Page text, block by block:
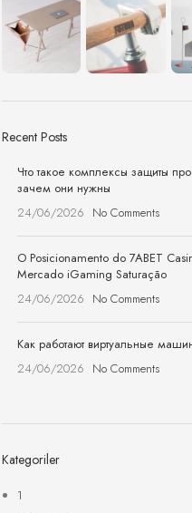
Recent Posts
Что такое комплексы защиты
зачем они нужны
24/06/2026 No Comments
O Posicionamento do 7ABET
Mercado iGaming Saturação
24/06/2026 No Comments
Как работают виртуальные
24/06/2026 No Comments
Kategoriler
1